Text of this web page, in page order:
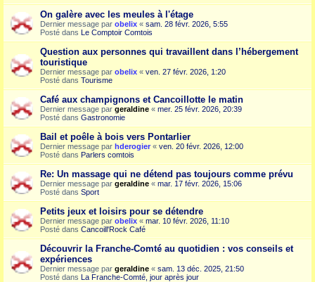
On galère avec les meules à l'étage
Dernier message par obelix « sam. 28 févr. 2026, 5:55
Posté dans Le Comptoir Comtois
Question aux personnes qui travaillent dans l’hébergement
touristique
Dernier message par obelix « ven. 27 févr. 2026, 1:20
Posté dans Tourisme
Café aux champignons et Cancoillotte le matin
Dernier message par geraldine « mer. 25 févr. 2026, 20:39
Posté dans Gastronomie
Bail et poêle à bois vers Pontarlier
Dernier message par hderogier « ven. 20 févr. 2026, 12:00
Posté dans Parlers comtois
Re: Un massage qui ne détend pas toujours comme prévu
Dernier message par geraldine « mar. 17 févr. 2026, 15:06
Posté dans Sport
Petits jeux et loisirs pour se détendre
Dernier message par obelix « mar. 10 févr. 2026, 11:10
Posté dans Cancoill'Rock Café
Découvrir la Franche-Comté au quotidien : vos conseils et
expériences
Dernier message par geraldine « sam. 13 déc. 2025, 21:50
Posté dans La Franche-Comté, jour après jour